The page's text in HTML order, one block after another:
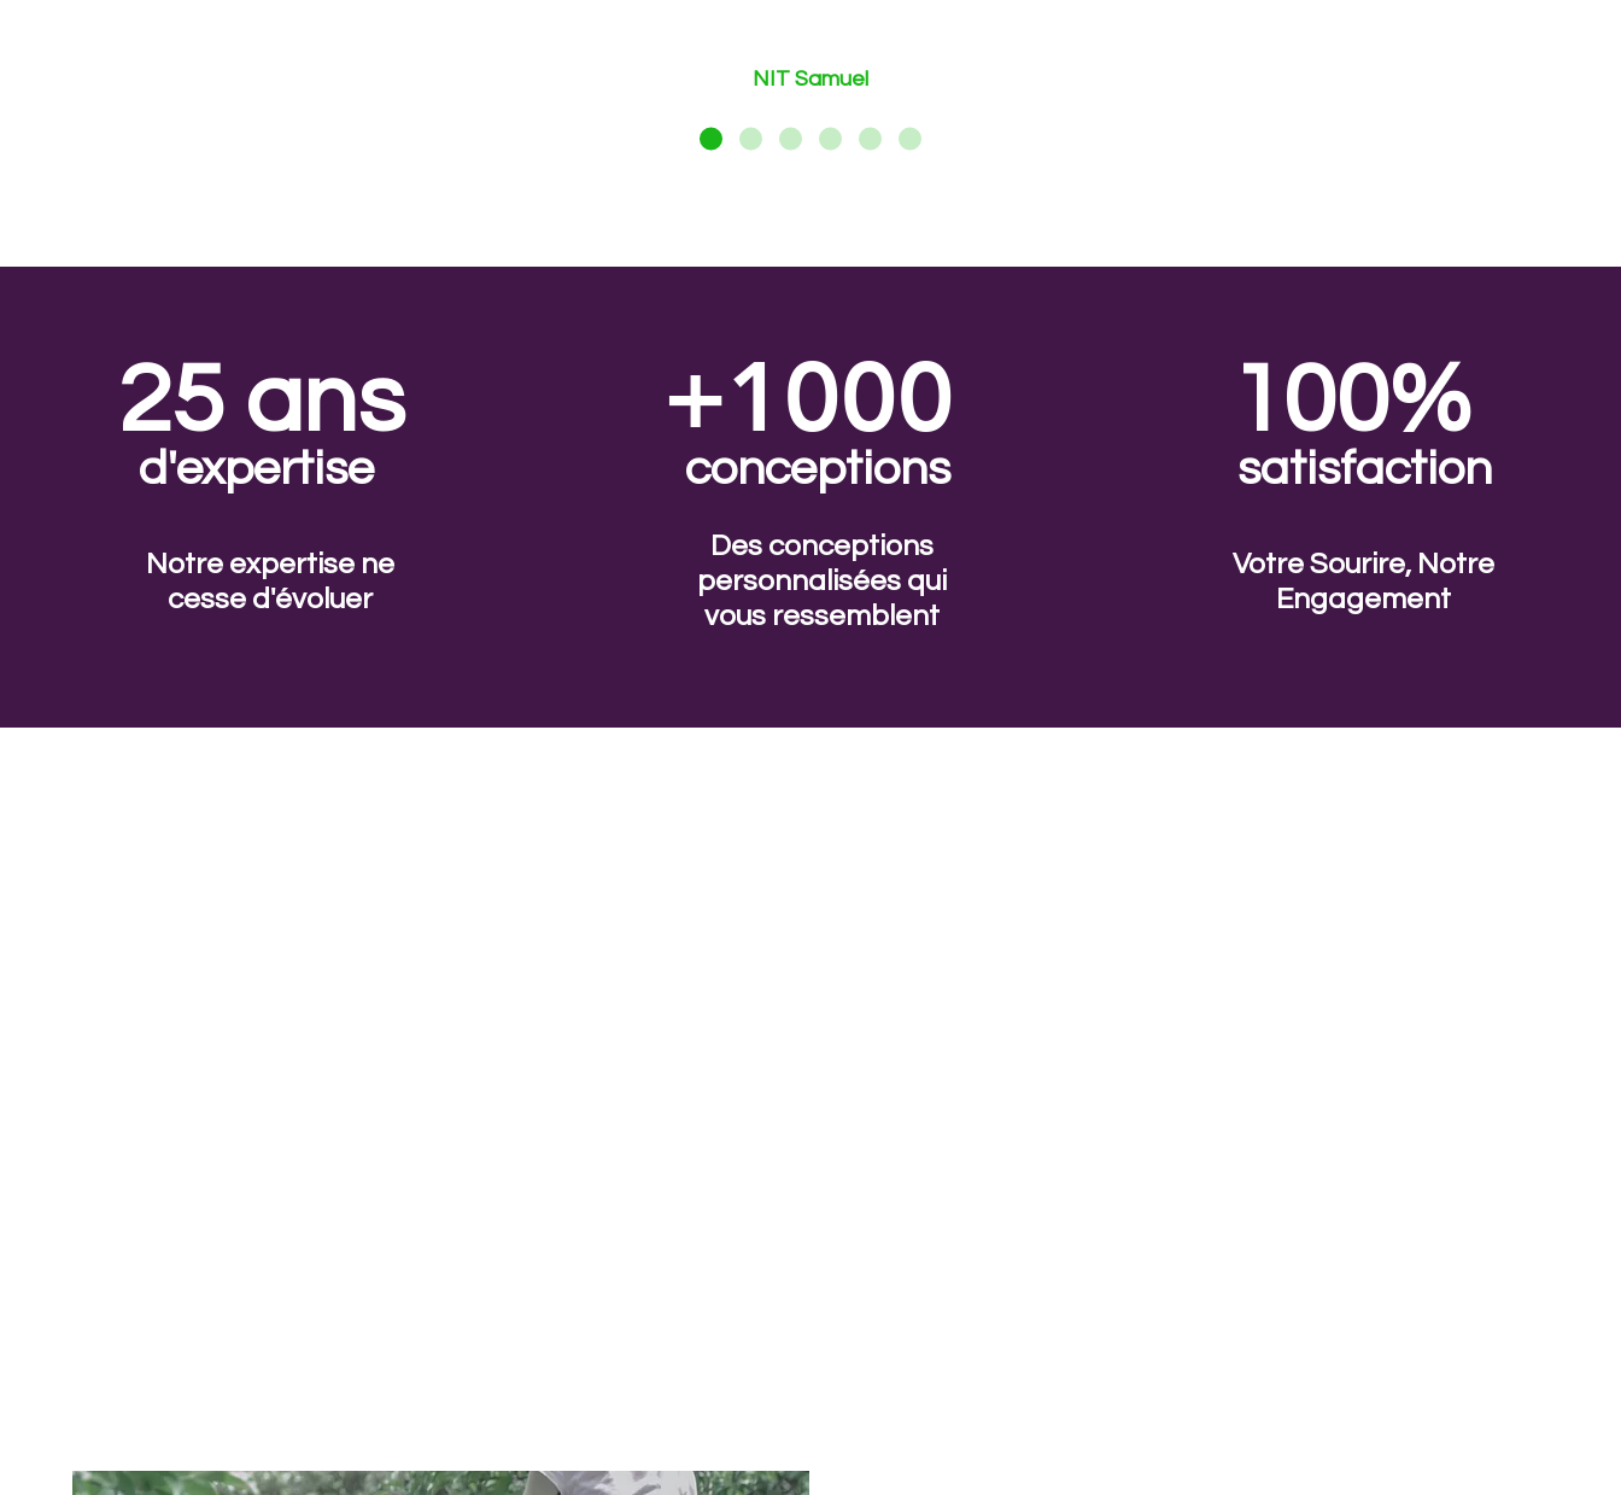
NIT Samuel
25 ans
d'expertise
Notre expertise ne
cesse d'évoluer
+1000
conceptions
Des conceptions
personnalisées qui
vous ressemblent
100%
satisfaction
Votre Sourire, Notre
Engagement